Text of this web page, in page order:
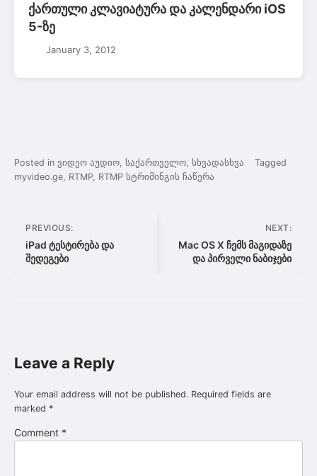
ქართული კლავიატურა და კალენდარი iOS
5-ზე
January 3, 2012
Posted in ვიდეო აუდიო, საქართველო, სხვადასხვა
Tagged
myvideo.ge, RTMP, RTMP სტრიმინგის ჩაწერა
Post
navigation
PREVIOUS:
iPad ტესტირება და
შედეგები
NEXT:
Mac OS X ჩემს მაგიდაზე
და პირველი ნაბიჯები
Leave a Reply
Your email address will not be published. Required fields are
marked *
Comment *